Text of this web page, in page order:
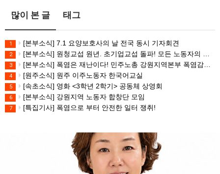
많이 본 글 태그
1 [본부소식] 7.1 요양보호사의 날 전국 동시 기자회견
2 [본부소식] 원청교섭 원년. 초기업교섭 돌파! 모든 노동자의 노동기본권 쟁취! 민주노총 7.15 총파업대회
3 [본부소식] 폭염은 재난이다! 민주노총 강원지역본부 폭염감시단 선포 기자회견
4 [원주소식] 원주 이주노동자 한국어교실
5 [속초소식] 영화 <3학년 2학기> 공동체 상영회
6 [본부소식] 강원지역 노동자 합창단 모임
7 [특집기사] 폭염으로 부터 안전한 일터 쟁취!